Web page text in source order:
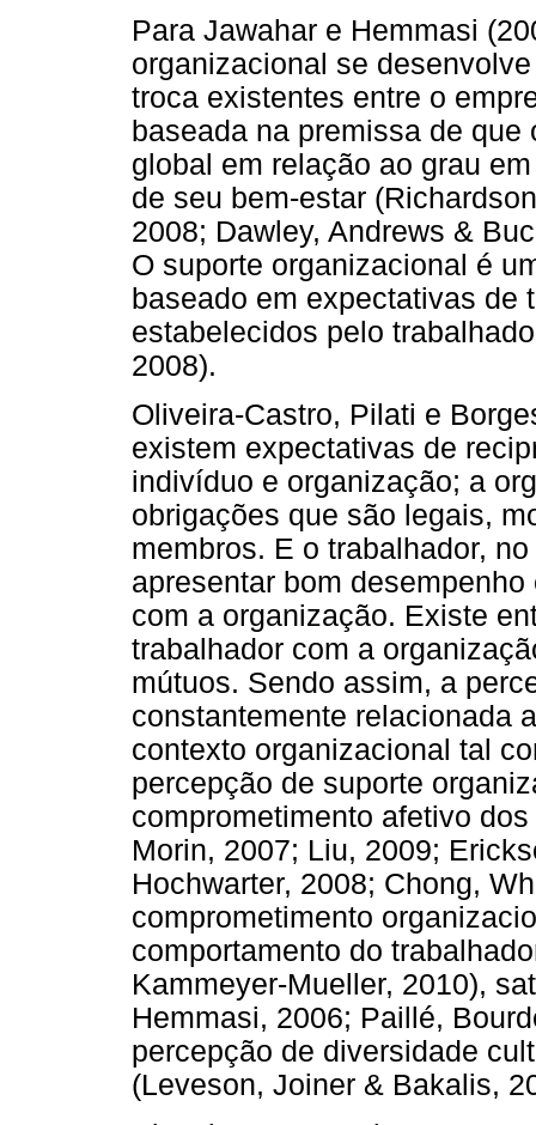
Para Jawahar e Hemmasi
organizacional se
troca existentes entre o
baseada na premissa de
global em relação ao grau
de seu bem-estar
2008; Dawley, Andrews &
O suporte organizacional é
baseado em expectativas de
estabelecidos pelo
2008).
Oliveira-Castro, Pilati e
existem expectativas de
indivíduo e organização; a
obrigações que são legais,
membros. E o trabalhador,
apresentar bom
com a organização. Existe
trabalhador com a
mútuos. Sendo assim, a
constantemente relacionada
contexto organizacional tal
percepção de suporte
comprometimento afetivo
Morin, 2007; Liu, 2009;
Hochwarter, 2008; Chong,
comprometimento
comportamento do
Kammeyer-Mueller, 2010),
Hemmasi, 2006; Paillé,
percepção de diversidade
(Leveson, Joiner & Bakalis,